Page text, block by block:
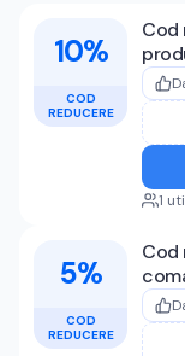
Cupoane
10%
COD
REDUCERE
Cod
1
5%
COD
REDUCERE
Cod